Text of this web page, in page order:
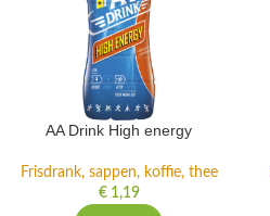
AA Drink High energy
Frisdrank, sappen, koffie, thee
€1,19